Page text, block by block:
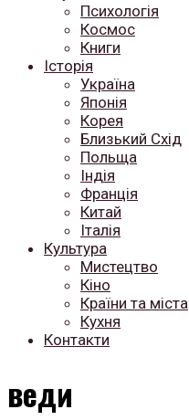
Психологія
Космос
Книги
Історія
Україна
Японія
Корея
Близький Схід
Польща
Індія
Франція
Китай
Італія
Культура
Мистецтво
Кіно
Країни та міста
Кухня
Контакти
веди